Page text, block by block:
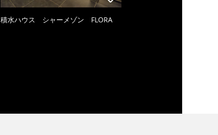
積水ハウス シャーメゾン FLORA